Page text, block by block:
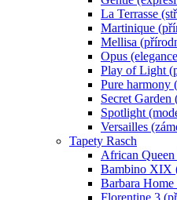
La Terrasse
Martinique
Mellisa
Opus
Play of Light
Pure harmony
Secret
Spotlight
Versailles
Tapety Rasch
African
Bambino XIX
Barbara
Florentine 3